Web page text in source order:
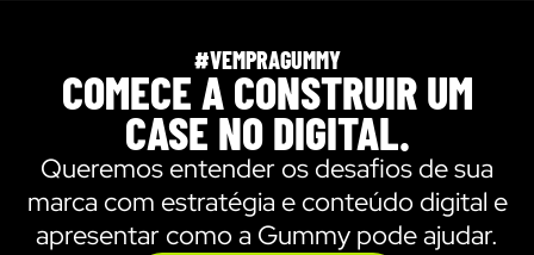
#VEMPRAGUMMY
COMECE A CONSTRUIR UM
CASE NO DIGITAL.
Queremos entender os desafios de sua
marca com estratégia e conteúdo digital e
apresentar como a Gummy pode ajudar.